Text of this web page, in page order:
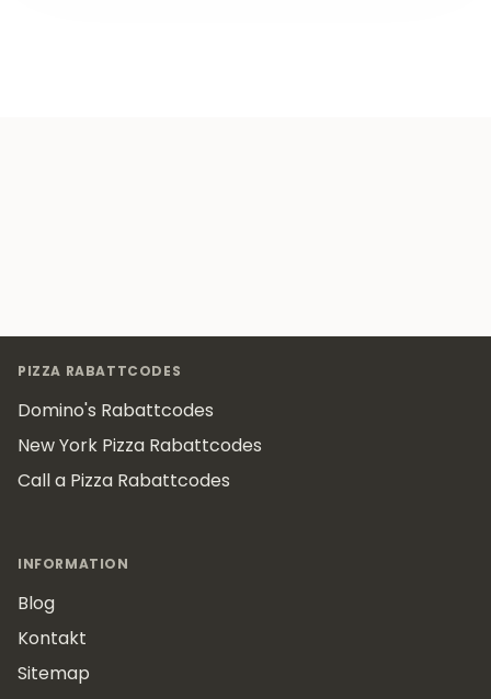
PIZZA RABATTCODES
Domino's Rabattcodes
New York Pizza Rabattcodes
Call a Pizza Rabattcodes
INFORMATION
Blog
Kontakt
Sitemap